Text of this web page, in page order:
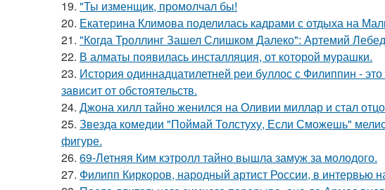
19. "Ты изменщик, промолчал бы!
20. Екатерина Климова поделилась кадрами с отдыха на
21. "Когда Троллинг Зашел Слишком Далеко": Артемий
22. В алматы появилась инсталляция, от которой мурашки.
23. История одиннадцатилетней реи буллос с Филиппин -
зависит от обстоятельств.
24. Джона хилл тайно женился на Оливии миллар и стал
25. Звезда комедии "Поймай Толстуху, Если Сможешь"
фигуре.
26. 69-Летняя Ким кэтролл тайно вышла замуж за молодого.
27. Филипп Киркоров, народный артист России, в интервью